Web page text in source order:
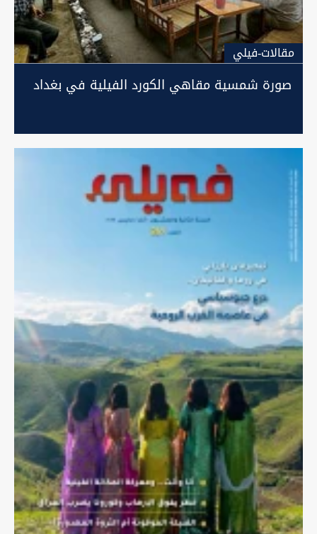
مقالات-فيلي
صورة شمسية مقاهي الكورد الفيلية في بغداد